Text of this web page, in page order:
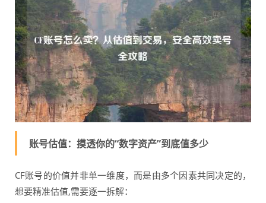
账号估值：摸透你的“数字资产”到底值多少
CF账号的价值并非单一维度，而是由多个因素共同决定的，
想要精准估值,需要逐一拆解：